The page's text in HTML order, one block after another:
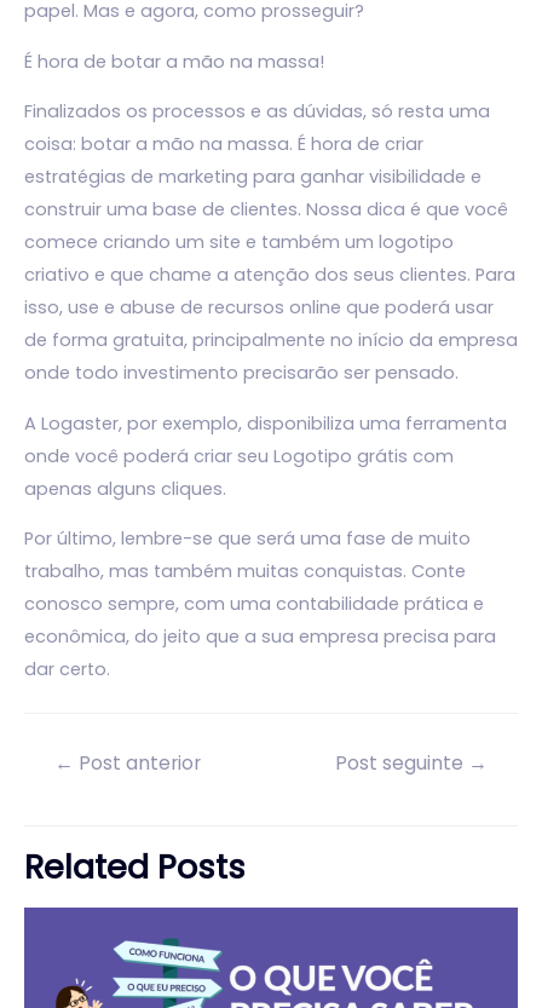
papel. Mas e agora, como prosseguir?
É hora de botar a mão na massa!
Finalizados os processos e as dúvidas, só resta uma
coisa: botar a mão na massa. É hora de criar
estratégias de marketing para ganhar visibilidade e
construir uma base de clientes. Nossa dica é que você
comece criando um site e também um logotipo
criativo e que chame a atenção dos seus clientes. Para
isso, use e abuse de recursos online que poderá usar
de forma gratuita, principalmente no início da empresa
onde todo investimento precisarão ser pensado.
A Logaster, por exemplo, disponibiliza uma ferramenta
onde você poderá criar seu Logotipo grátis com
apenas alguns cliques.
Por último, lembre-se que será uma fase de muito
trabalho, mas também muitas conquistas. Conte
conosco sempre, com uma contabilidade prática e
econômica, do jeito que a sua empresa precisa para
dar certo.
Navegação
← Post anterior Post seguinte →
Related Posts